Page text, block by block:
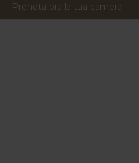
Prenota ora la tua camera